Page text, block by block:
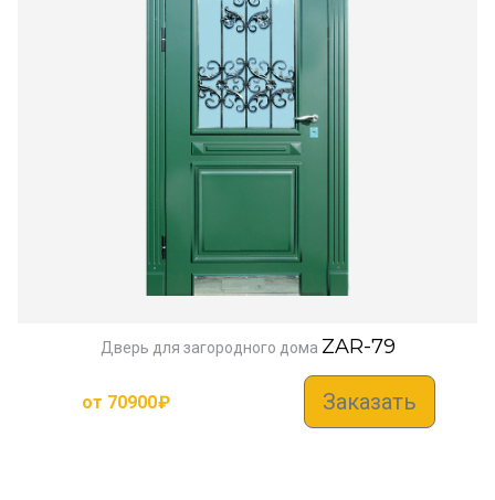
Дверь для загородного дома ZAR-79
от 70900₽ Заказать